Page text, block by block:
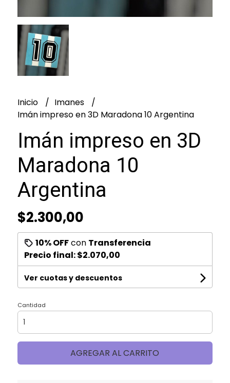
Inicio
Imanes
Imán impreso en 3D Maradona 10 Argentina
Imán impreso en 3D
Maradona 10
Argentina
$2.300,00
10% OFFcon Transferencia
Precio final:$2.070,00
Ver cuotas y descuentos
Cantidad
AGREGAR AL CARRITO